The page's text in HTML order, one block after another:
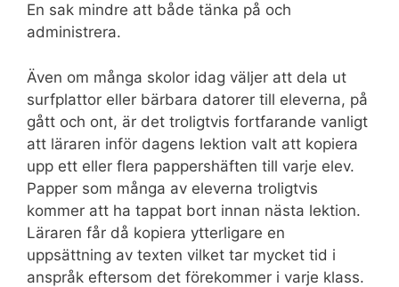
En sak mindre att både tänka på och
administrera.
Även om många skolor idag väljer att dela ut
surfplattor eller bärbara datorer till eleverna, på
gått och ont, är det troligtvis fortfarande vanligt
att läraren inför dagens lektion valt att kopiera
upp ett eller flera pappershäften till varje elev.
Papper som många av eleverna troligtvis
kommer att ha tappat bort innan nästa lektion.
Läraren får då kopiera ytterligare en
uppsättning av texten vilket tar mycket tid i
anspråk eftersom det förekommer i varje klass.